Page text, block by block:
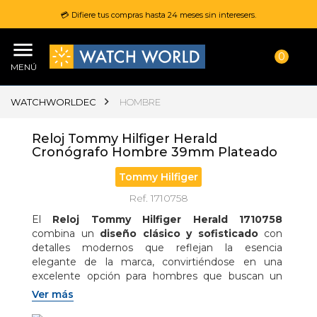
💳 Difiere tus compras hasta 24 meses sin interesers.
MENÚ
0
WATCHWORLDEC HOMBRE
Reloj Tommy Hilfiger Herald
Cronógrafo Hombre 39mm Plateado
Tommy Hilfiger
Ref. 1710758
El Reloj Tommy Hilfiger Herald 1710758
combina un diseño clásico y sofisticado con
detalles modernos que reflejan la esencia
elegante de la marca, convirtiéndose en una
excelente opción para hombres que buscan un
accesorio versátil y funcional; su
de 39 mm en acero inoxidable plateado
Ver más